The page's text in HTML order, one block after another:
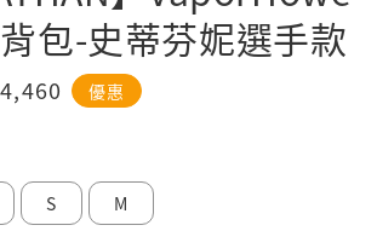
包-史蒂芬妮選手款
優惠
S M